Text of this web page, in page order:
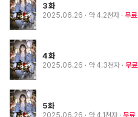
3화
2025.06.26 · 약 4.2천자 무료
4화
2025.06.26 · 약 4.3천자 무료
5화
2025.06.26 · 약 4.1천자 무료